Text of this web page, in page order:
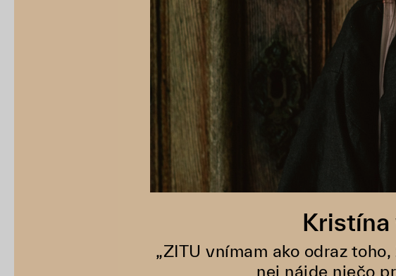
Kristína
„ZITU vnímam ako odraz
nej nájde niečo